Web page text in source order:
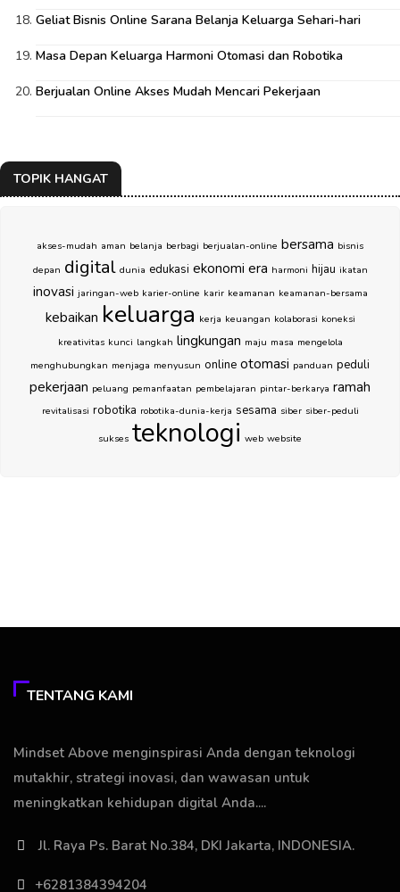
Geliat Bisnis Online Sarana Belanja Keluarga Sehari-hari
Masa Depan Keluarga Harmoni Otomasi dan Robotika
Berjualan Online Akses Mudah Mencari Pekerjaan
TOPIK HANGAT
akses-mudah aman belanja berbagi berjualan-online bersama bisnis
depan digital dunia edukasi ekonomi era harmoni hijau ikatan
inovasi jaringan-web karier-online karir keamanan keamanan-bersama
kebaikan keluarga kerja keuangan kolaborasi koneksi
kreativitas kunci langkah lingkungan maju masa mengelola
menghubungkan menjaga menyusun online otomasi panduan peduli
pekerjaan peluang pemanfaatan pembelajaran pintar-berkarya ramah
revitalisasi robotika robotika-dunia-kerja sesama siber siber-peduli
sukses teknologi web website
TENTANG KAMI
Mindset Above menginspirasi Anda dengan teknologi
mutakhir, strategi inovasi, dan wawasan untuk
meningkatkan kehidupan digital Anda....
Jl. Raya Ps. Barat No.384, DKI Jakarta, INDONESIA.
+6281384394204